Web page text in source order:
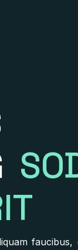
faucibus,